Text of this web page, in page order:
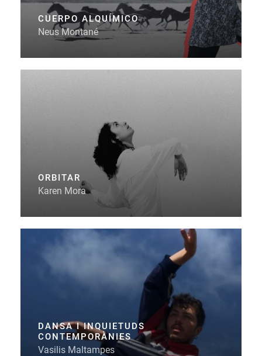
CUERPO ALQUÍMICO
Neus Montané
ORBITAR
Karen Mora
DANSA I INQUIETUDS
CONTEMPORÀNIES
Vasilis Maltampes